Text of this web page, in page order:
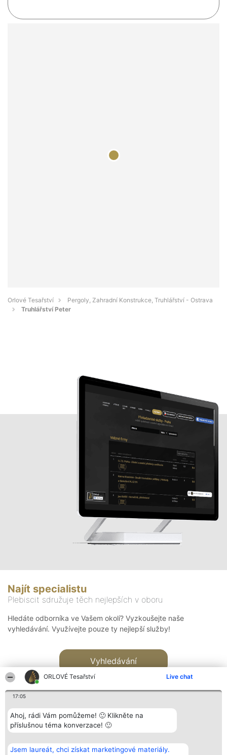
ORLOVÉ Tesařství Live chat
17:05
Ahoj, rádi Vám pomůžeme! 🙂 Klikněte na
příslušnou téma konverzace! 🙂
Jsem laureát, chci získat marketingové materiály.
Orlové Tesařství
Pergoly, Zahradní Konstrukce, Truhlářství - Ostrava
Truhlářství Peter
Najít specialistu
Plebiscit sdružuje těch nejlepších v oboru
Hledáte odborníka ve Vašem okolí? Vyzkoušejte naše
vyhledávání. Využívejte pouze ty nejlepší služby!
Vyhledávání
Bright Side Solutions sp. z o.
o. sp. k.
Vítězové
Seznam všech
Kontakt